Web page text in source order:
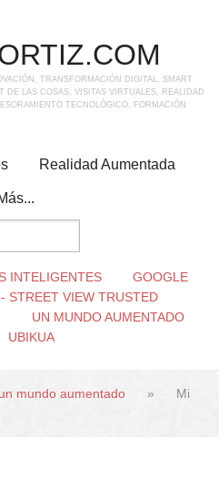
TRANSFORMACIÓN DIGITAL, SMART
DE LAS COSAS, VISITAS VIRTUALES, REALIDAD
TECNOLÓGICO, FORMACIÓN
Realidad Aumentada
INTELIGENTES
GOOGLE
STREET VIEW TRUSTED
UN MUNDO AUMENTADO
UBIKUA
un mundo aumentado »
Mi